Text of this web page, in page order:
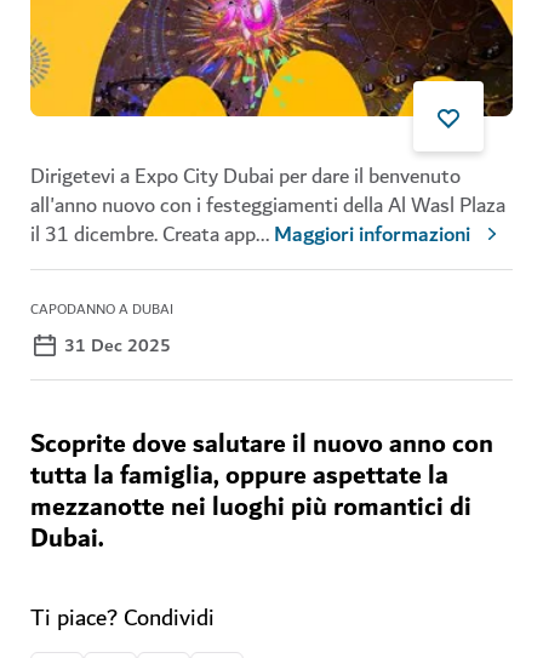
Dirigetevi a Expo City Dubai per dare il benvenuto
all'anno nuovo con i festeggiamenti della Al Wasl Plaza
il 31 dicembre. Creata app...Maggiori informazioni
CAPODANNO A DUBAI
31 Dec 2025
Scoprite dove salutare il nuovo anno con
tutta la famiglia, oppure aspettate la
mezzanotte nei luoghi più romantici di
Dubai.
Ti piace? Condividi